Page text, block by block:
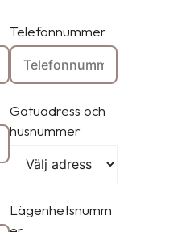
Telefonnummer
Gatuadress och
husnummer
Lägenhetsnumm